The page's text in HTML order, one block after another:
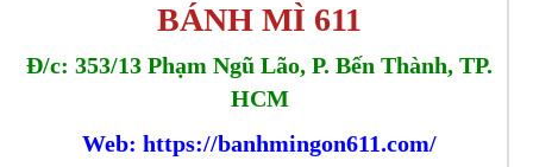
BÁNH MÌ 611
Đ/c: 353/13 Phạm Ngũ Lão, P. Bến Thành, TP.
HCM
Web: https://banhmingon611.com/